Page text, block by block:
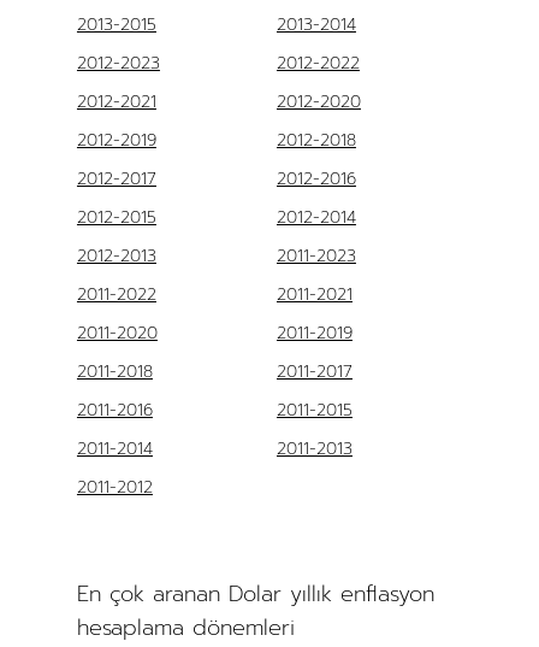
2013-2015
2013-2014
2012-2023
2012-2022
2012-2021
2012-2020
2012-2019
2012-2018
2012-2017
2012-2016
2012-2015
2012-2014
2012-2013
2011-2023
2011-2022
2011-2021
2011-2020
2011-2019
2011-2018
2011-2017
2011-2016
2011-2015
2011-2014
2011-2013
2011-2012
En çok aranan Dolar yıllık enflasyon
hesaplama dönemleri